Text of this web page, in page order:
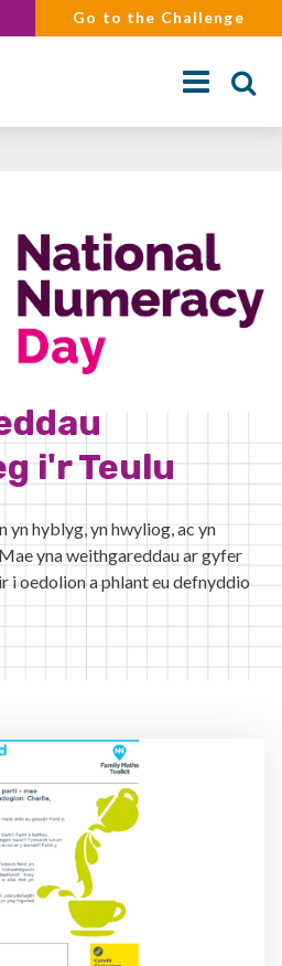
Go to the Challenge
i'r Teulu
yn hyblyg, yn hwyliog, ac yn
yna weithgareddau ar gyfer
i oedolion a phlant eu defnyddio